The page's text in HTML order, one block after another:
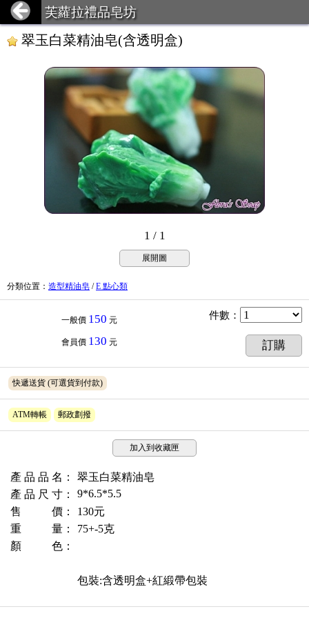
芙蘿拉禮品皂坊
翠玉白菜精油皂(含透明盒)
1 / 1
展開圖
分類位置 ： 造型精油皂 /E 點心類
一般價 150 元
會員價 130 元
件數 ：
訂購
快遞送貨 (可選貨到付款)
ATM轉帳 郵政劃撥
加入到收藏匣
產 品 品 名：
翠玉白菜精油皂
產 品 尺 寸：
9*6.5*5.5
售 價：
130元
重 量：
75+-5克
顏 色：
包裝:含透明盒+紅緞帶包裝